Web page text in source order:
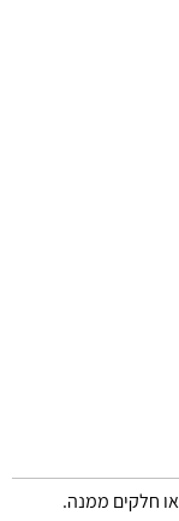
או חלקים ממנה.